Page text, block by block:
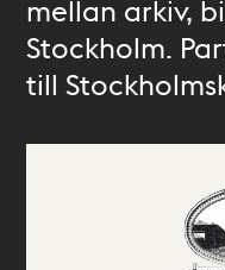
mellan arkiv,
Stockholm.
till